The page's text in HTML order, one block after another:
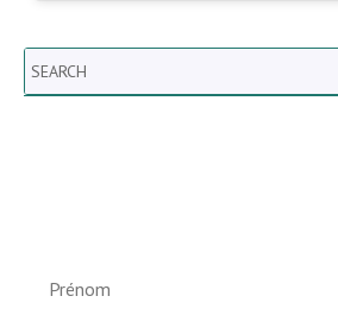
Search